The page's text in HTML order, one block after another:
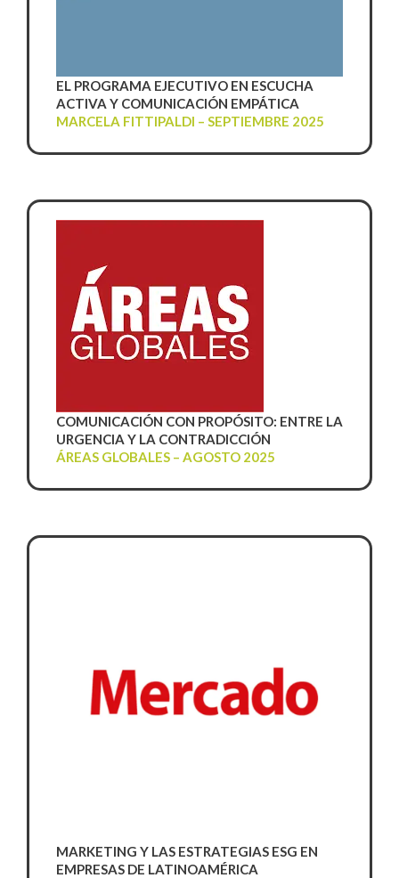
EL PROGRAMA EJECUTIVO EN ESCUCHA
ACTIVA Y COMUNICACIÓN EMPÁTICA
MARCELA FITTIPALDI – SEPTIEMBRE 2025
COMUNICACIÓN CON PROPÓSITO: ENTRE LA
URGENCIA Y LA CONTRADICCIÓN
ÁREAS GLOBALES – AGOSTO 2025
MARKETING Y LAS ESTRATEGIAS ESG EN
EMPRESAS DE LATINOAMÉRICA